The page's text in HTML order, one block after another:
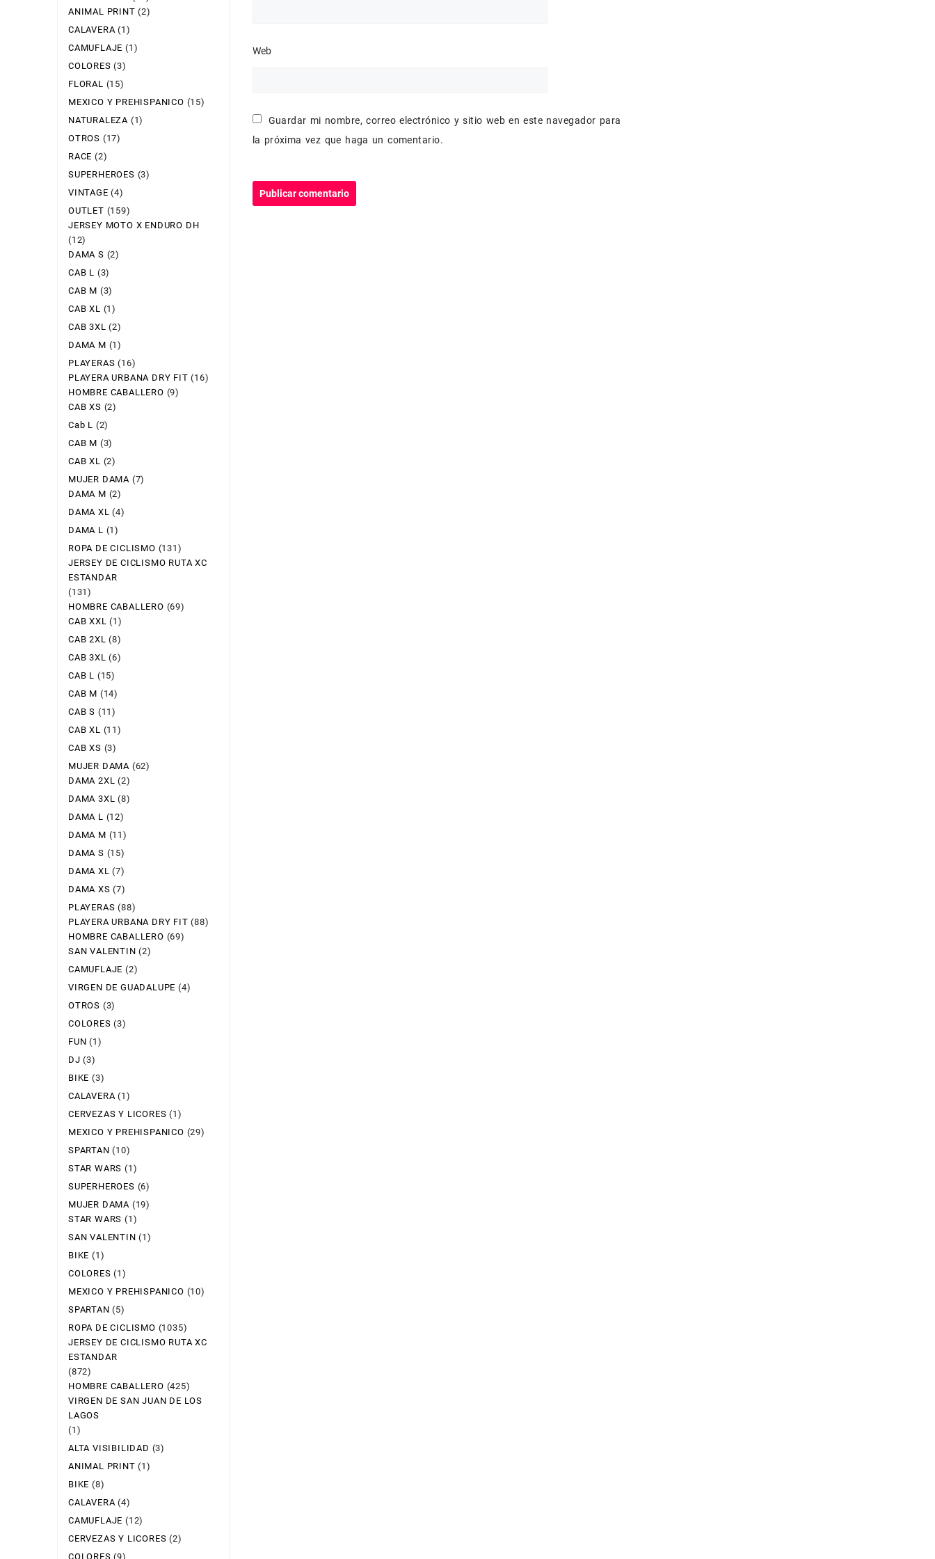
Web
Guardar mi nombre, correo electrónico y sitio web en este navegador para
la próxima vez que haga un comentario.
ANIMAL PRINT (2)
CALAVERA (1)
CAMUFLAJE (1)
COLORES (3)
FLORAL (15)
MEXICO Y PREHISPANICO (15)
NATURALEZA (1)
OTROS (17)
RACE (2)
SUPERHEROES (3)
VINTAGE (4)
OUTLET (159)
JERSEY MOTO X ENDURO DH
(12)
DAMA S (2)
CAB L (3)
CAB M (3)
CAB XL (1)
CAB 3XL (2)
DAMA M (1)
PLAYERAS (16)
PLAYERA URBANA DRY FIT (16)
HOMBRE CABALLERO (9)
CAB XS (2)
Cab L (2)
CAB M (3)
CAB XL (2)
MUJER DAMA (7)
DAMA M (2)
DAMA XL (4)
DAMA L (1)
ROPA DE CICLISMO (131)
JERSEY DE CICLISMO RUTA XC
ESTANDAR
(131)
HOMBRE CABALLERO (69)
CAB XXL (1)
CAB 2XL (8)
CAB 3XL (6)
CAB L (15)
CAB M (14)
CAB S (11)
CAB XL (11)
CAB XS (3)
MUJER DAMA (62)
DAMA 2XL (2)
DAMA 3XL (8)
DAMA L (12)
DAMA M (11)
DAMA S (15)
DAMA XL (7)
DAMA XS (7)
PLAYERAS (88)
PLAYERA URBANA DRY FIT (88)
HOMBRE CABALLERO (69)
SAN VALENTIN (2)
CAMUFLAJE (2)
VIRGEN DE GUADALUPE (4)
OTROS (3)
COLORES (3)
FUN (1)
DJ (3)
BIKE (3)
CALAVERA (1)
CERVEZAS Y LICORES (1)
MEXICO Y PREHISPANICO (29)
SPARTAN (10)
STAR WARS (1)
SUPERHEROES (6)
MUJER DAMA (19)
STAR WARS (1)
SAN VALENTIN (1)
BIKE (1)
COLORES (1)
MEXICO Y PREHISPANICO (10)
SPARTAN (5)
ROPA DE CICLISMO (1035)
JERSEY DE CICLISMO RUTA XC
ESTANDAR
(872)
HOMBRE CABALLERO (425)
VIRGEN DE SAN JUAN DE LOS
LAGOS
(1)
ALTA VISIBILIDAD (3)
ANIMAL PRINT (1)
BIKE (8)
CALAVERA (4)
CAMUFLAJE (12)
CERVEZAS Y LICORES (2)
COLORES (9)